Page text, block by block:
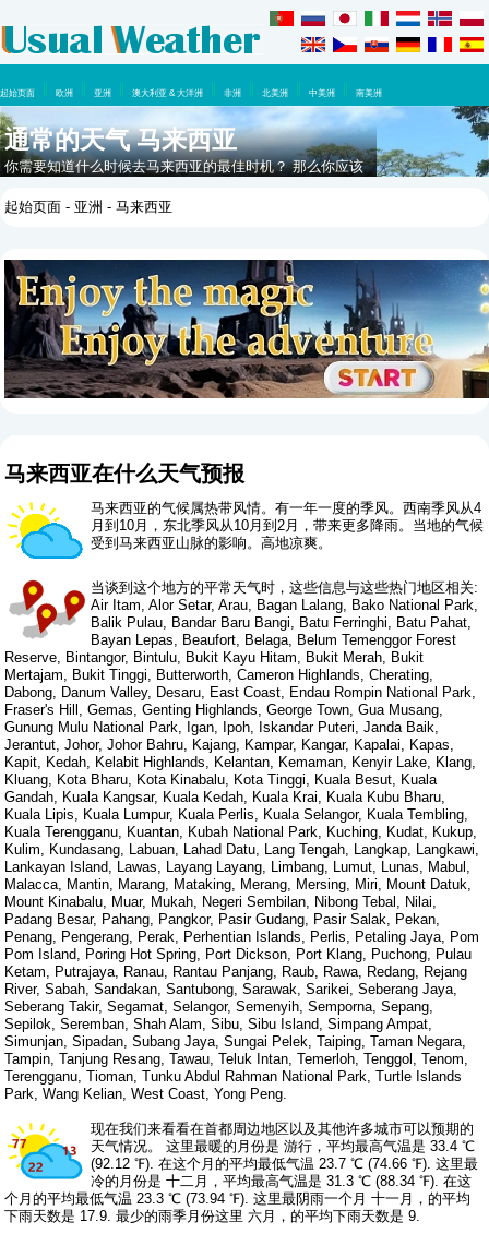
起始页面 欧洲 亚洲 澳大利亚 & 大洋洲 非洲 北美洲 中美洲 南美洲
通常的天气 马来西亚
你需要知道什么时候去马来西亚的最佳时机？ 那么你应该
起始页面 - 亚洲 - 马来西亚
马来西亚在什么天气预报
马来西亚的气候属热带风情。有一年一度的季风。西南季风从4
月到10月，东北季风从10月到2月，带来更多降雨。当地的气候
受到马来西亚山脉的影响。高地凉爽。
当谈到这个地方的平常天气时，这些信息与这些热门地区相关:
Air Itam, Alor Setar, Arau, Bagan Lalang, Bako National Park,
Balik Pulau, Bandar Baru Bangi, Batu Ferringhi, Batu Pahat,
Bayan Lepas, Beaufort, Belaga, Belum Temenggor Forest
Reserve, Bintangor, Bintulu, Bukit Kayu Hitam, Bukit Merah, Bukit
Mertajam, Bukit Tinggi, Butterworth, Cameron Highlands, Cherating,
Dabong, Danum Valley, Desaru, East Coast, Endau Rompin National Park,
Fraser's Hill, Gemas, Genting Highlands, George Town, Gua Musang,
Gunung Mulu National Park, Igan, Ipoh, Iskandar Puteri, Janda Baik,
Jerantut, Johor, Johor Bahru, Kajang, Kampar, Kangar, Kapalai, Kapas,
Kapit, Kedah, Kelabit Highlands, Kelantan, Kemaman, Kenyir Lake, Klang,
Kluang, Kota Bharu, Kota Kinabalu, Kota Tinggi, Kuala Besut, Kuala
Gandah, Kuala Kangsar, Kuala Kedah, Kuala Krai, Kuala Kubu Bharu,
Kuala Lipis, Kuala Lumpur, Kuala Perlis, Kuala Selangor, Kuala Tembling,
Kuala Terengganu, Kuantan, Kubah National Park, Kuching, Kudat, Kukup,
Kulim, Kundasang, Labuan, Lahad Datu, Lang Tengah, Langkap, Langkawi,
Lankayan Island, Lawas, Layang Layang, Limbang, Lumut, Lunas, Mabul,
Malacca, Mantin, Marang, Mataking, Merang, Mersing, Miri, Mount Datuk,
Mount Kinabalu, Muar, Mukah, Negeri Sembilan, Nibong Tebal, Nilai,
Padang Besar, Pahang, Pangkor, Pasir Gudang, Pasir Salak, Pekan,
Penang, Pengerang, Perak, Perhentian Islands, Perlis, Petaling Jaya, Pom
Pom Island, Poring Hot Spring, Port Dickson, Port Klang, Puchong, Pulau
Ketam, Putrajaya, Ranau, Rantau Panjang, Raub, Rawa, Redang, Rejang
River, Sabah, Sandakan, Santubong, Sarawak, Sarikei, Seberang Jaya,
Seberang Takir, Segamat, Selangor, Semenyih, Semporna, Sepang,
Sepilok, Seremban, Shah Alam, Sibu, Sibu Island, Simpang Ampat,
Simunjan, Sipadan, Subang Jaya, Sungai Pelek, Taiping, Taman Negara,
Tampin, Tanjung Resang, Tawau, Teluk Intan, Temerloh, Tenggol, Tenom,
Terengganu, Tioman, Tunku Abdul Rahman National Park, Turtle Islands
Park, Wang Kelian, West Coast, Yong Peng.
现在我们来看看在首都周边地区以及其他许多城市可以预期的
天气情况。 这里最暖的月份是 游行，平均最高气温是 33.4 ℃
(92.12 ℉). 在这个月的平均最低气温 23.7 ℃ (74.66 ℉). 这里最
冷的月份是 十二月，平均最高气温是 31.3 ℃ (88.34 ℉). 在这
个月的平均最低气温 23.3 ℃ (73.94 ℉). 这里最阴雨一个月 十一月，的平均
下雨天数是 17.9. 最少的雨季月份这里 六月，的平均下雨天数是 9.